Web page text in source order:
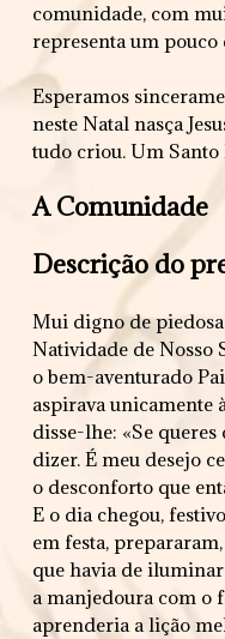
comunidade, com
representa um
Esperamos
neste Natal nasça
tudo criou. Um Santo
A Comunidade
Descrição do
Mui digno de
Natividade de Nosso
o bem-aventurado
aspirava unicamente
disse-lhe: «Se
dizer. É meu desejo
o desconforto que
E o dia chegou,
em festa,
que havia de iluminar
a manjedoura com o
aprenderia a lição